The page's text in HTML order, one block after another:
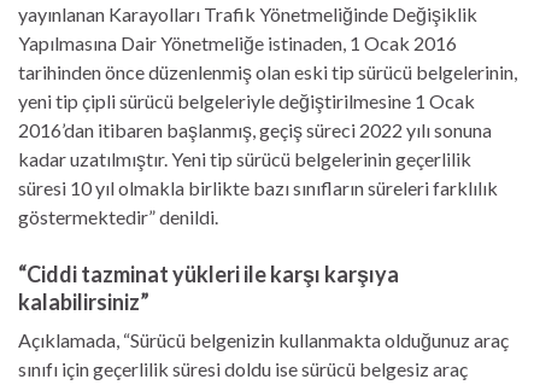
yayınlanan Karayolları Trafik Yönetmeliğinde Değişiklik
Yapılmasına Dair Yönetmeliğe istinaden, 1 Ocak 2016
tarihinden önce düzenlenmiş olan eski tip sürücü belgelerinin,
yeni tip çipli sürücü belgeleriyle değiştirilmesine 1 Ocak
2016’dan itibaren başlanmış, geçiş süreci 2022 yılı sonuna
kadar uzatılmıştır. Yeni tip sürücü belgelerinin geçerlilik
süresi 10 yıl olmakla birlikte bazı sınıfların süreleri farklılık
göstermektedir” denildi.
“Ciddi tazminat yükleri ile karşı karşıya
kalabilirsiniz”
Açıklamada, “Sürücü belgenizin kullanmakta olduğunuz araç
sınıfı için geçerlilik süresi doldu ise sürücü belgesiz araç